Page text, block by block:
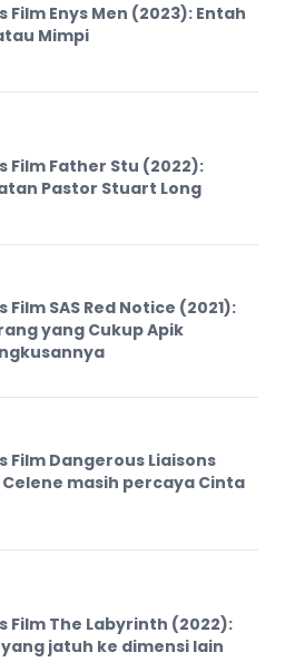
Film Enys Men (2023): Entah
Mimpi
Film Father Stu (2022):
Pastor Stuart Long
Film SAS Red Notice (2021):
yang Cukup Apik
Film Dangerous Liaisons
masih percaya Cinta
Film The Labyrinth (2022):
jatuh ke dimensi lain